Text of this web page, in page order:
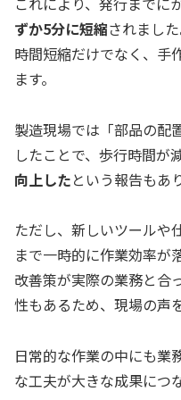
ずか5分に短縮されました
時間短縮だけでなく、手
ます。
製造現場では「部品の配
したことで、歩行時間が減
向上したという報告もあ
ただし、新しいツールや
まで一時的に作業効率が
改善策が実際の業務と合
性もあるため、現場の声
日常的な作業の中にも業
な工夫が大きな成果につ